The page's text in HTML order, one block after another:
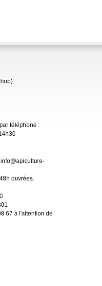
téléphone :
info@apiculture-
ouvrées.
67 à l'attention de